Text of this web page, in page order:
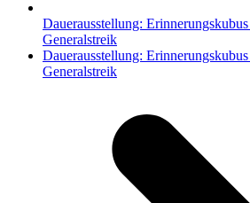
Dauerausstellung:
Generalstreik
Nächster
Beitrag:
Dauerausstellung:
Generalstreik